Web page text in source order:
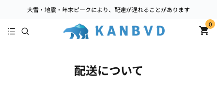
大雪・地震・年末ピークにより、配達が遅れることがあります
0
配送について